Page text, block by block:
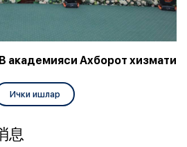
академияси Ахборот хизмати
Ички ишлар
息